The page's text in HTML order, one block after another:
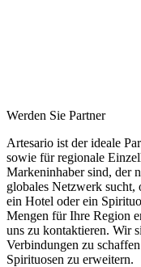
Werden Sie Partner
Artesario ist der ideale
sowie für regionale
Markeninhaber sind, der
globales Netzwerk sucht,
ein Hotel oder ein
Mengen für Ihre Region
uns zu kontaktieren. Wir
Verbindungen zu
Spirituosen zu erweitern.